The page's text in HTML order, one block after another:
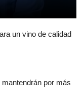
un vino de calidad
por más